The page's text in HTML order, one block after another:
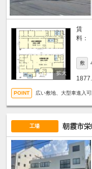
賃
料：
敷
広い敷地、大型車進入
工場 朝霞市